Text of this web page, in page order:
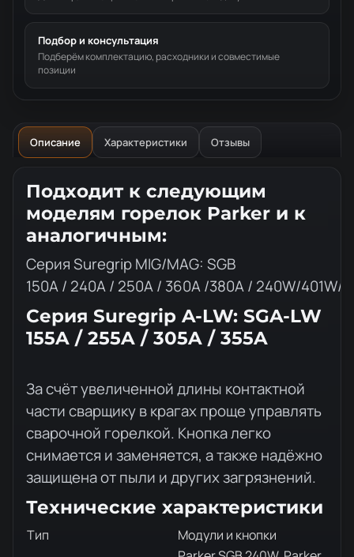
Подбор и консультация
Подберём комплектацию, расходники и совместимые
позиции
Описание Характеристики Отзывы
Описание товара
Подходит к следующим
моделям горелок Parker и к
аналогичным:
Серия Suregrip MIG/MAG: SGB
150A / 240A / 250A / 360A /380A / 240W/401W/
Серия Suregrip A-LW: SGA-LW
155A / 255A / 305A / 355A
За счёт увеличенной длины контактной
части сварщику в крагах проще управлять
сварочной горелкой. Кнопка легко
снимается и заменяется, а также надёжно
защищена от пыли и других загрязнений.
Технические характеристики
Тип Модули и кнопки